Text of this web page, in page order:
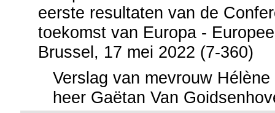
eerste resultaten van de
toekomst van Europa -
Brussel, 17 mei 2022 (7-360)
Verslag van mevrouw
heer Gaëtan Van